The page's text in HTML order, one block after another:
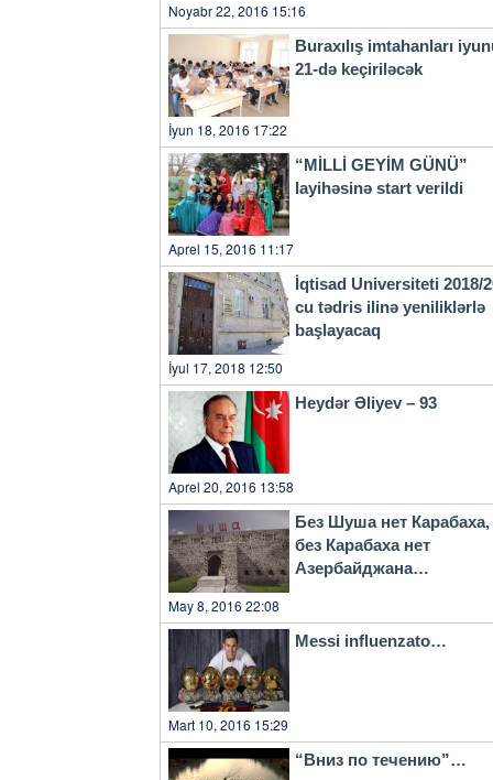
Noyabr 22, 2016 15:16
Buraxılış imtahanları
21-də keçiriləcək
İyun 18, 2016 17:22
“MİLLİ GEYİM GÜNÜ”
layihəsinə start verildi
Aprel 15, 2016 11:17
İqtisad Universiteti 2018/
cu tədris ilinə yeniliklərlə
başlayacaq
İyul 17, 2018 12:50
Heydər Əliyev – 93
Aprel 20, 2016 13:58
Без Шуша нет Карабаха,
без Карабаха нет
Азербайджана…
May 8, 2016 22:08
Messi influenzato…
Mart 10, 2016 15:29
“Вниз по течению”…